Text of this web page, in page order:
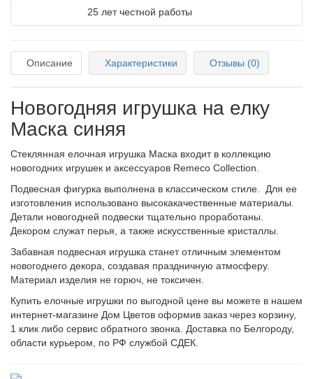
25 лет честной работы
Описание Характеристики Отзывы (0)
Новогодняя игрушка на елку
Маска синяя
Стеклянная елочная игрушка Маска входит в коллекцию
новогодних игрушек и аксессуаров Remeco Collection.
Подвесная фигурка выполнена в классическом стиле. Для ее
изготовления использовано высокакачественные материалы.
Детали новогодней подвески тщательно проработаны.
Декором служат перья, а также искусственные кристаллы.
Забавная подвесная игрушка станет отличным элементом
новогоднего декора, создавая праздничную атмосферу.
Материал изделия не горюч, не токсичен.
Купить елочные игрушки по выгодной цене вы можете в нашем
интернет-магазине Дом Цветов оформив заказ через корзину,
1 клик либо сервис обратного звонка. Доставка по Белгороду,
области курьером, по РФ службой СДЕК.